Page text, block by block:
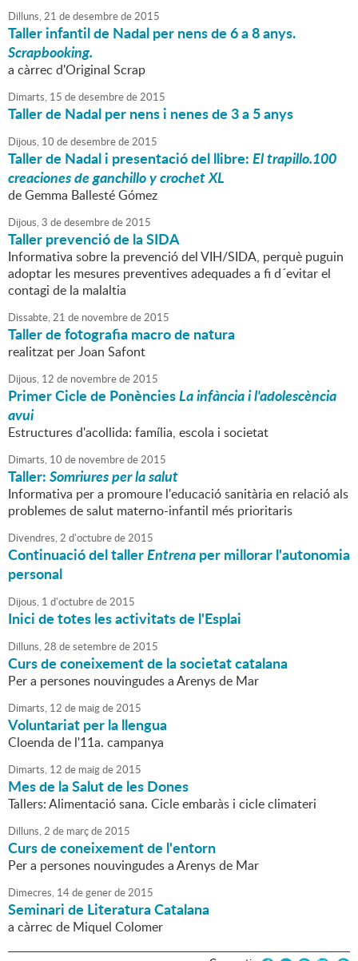
Dilluns,21 dedesembrede2015
Taller infantil de Nadal per nens de 6 a 8 anys.
Scrapbooking.
a càrrec d'Original Scrap
Dimarts, 15 dedesembrede2015
Taller de Nadal per nens i nenes de 3 a 5 anys
Dijous, 10 dedesembrede2015
Taller de Nadal i presentació del llibre:El trapillo.100
creaciones de ganchillo y crochet XL
de Gemma Ballesté Gómez
Dijous,3 dedesembrede2015
Taller prevenció de la SIDA
Informativa sobre la prevenció del VIH/SIDA, perquè puguin
adoptar les mesures preventives adequades a fi d´evitar el
contagi de la malaltia
Dissabte,21 de novembrede2015
Taller de fotografia macro de natura
realitzat per Joan Safont
Dijous, 12 de novembrede2015
Primer Cicle de PonènciesLa infància i l'adolescència
avui
Estructures d'acollida: família, escola i societat
Dimarts, 10 de novembrede2015
Taller:Somriures per la salut
Informativa per a promoure l'educació sanitària en relació als
problemes de salut materno-infantil més prioritaris
Divendres,2 d'octubrede2015
Continuació del tallerEntrenaper millorar l'autonomia
personal
Dijous, 1 d'octubrede2015
Inici de totes les activitats de l'Esplai
Dilluns,28 desetembrede2015
Curs de coneixement de la societat catalana
Per a persones nouvingudes a Arenys de Mar
Dimarts, 12 de maigde2015
Voluntariat per la llengua
Cloenda de l'11a. campanya
Dimarts, 12 de maigde2015
Mes de la Salut de les Dones
Tallers: Alimentació sana. Cicle embaràs i cicle climateri
Dilluns,2 de marçde2015
Curs de coneixement de l'entorn
Per a persones nouvingudes a Arenys de Mar
Dimecres, 14degenerde2015
Seminari de Literatura Catalana
a càrrec de Miquel Colomer